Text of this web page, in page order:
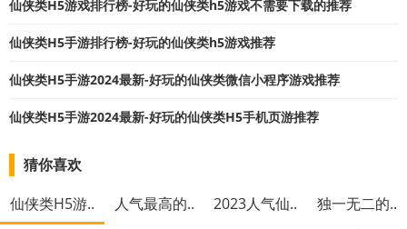
仙侠类H5游戏排行榜-好玩的仙侠类h5游戏不需要下载的推荐
仙侠类H5手游排行榜-好玩的仙侠类h5游戏推荐
仙侠类H5手游2024最新-好玩的仙侠类微信小程序游戏推荐
仙侠类H5手游2024最新-好玩的仙侠类H5手机页游推荐
猜你喜欢
仙侠类H5游..
人气最高的.. 2023人气仙..
独一无二的..